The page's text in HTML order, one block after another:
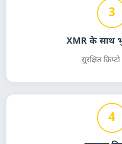
3
XMR के साथ
सुरक्षित
4